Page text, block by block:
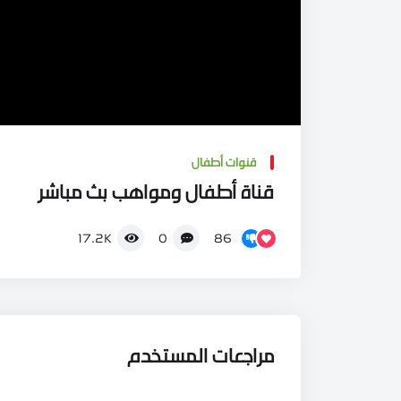
قنوات أطفال
قناة أطفال ومواهب بث مباشر
86
0
17.2K
مراجعات المستخدم